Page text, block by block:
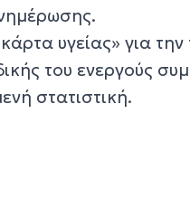
υγείας» για
του ενεργούς
στατιστική.